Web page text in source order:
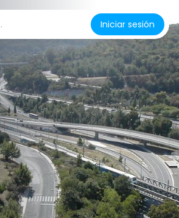
Iniciar sesión